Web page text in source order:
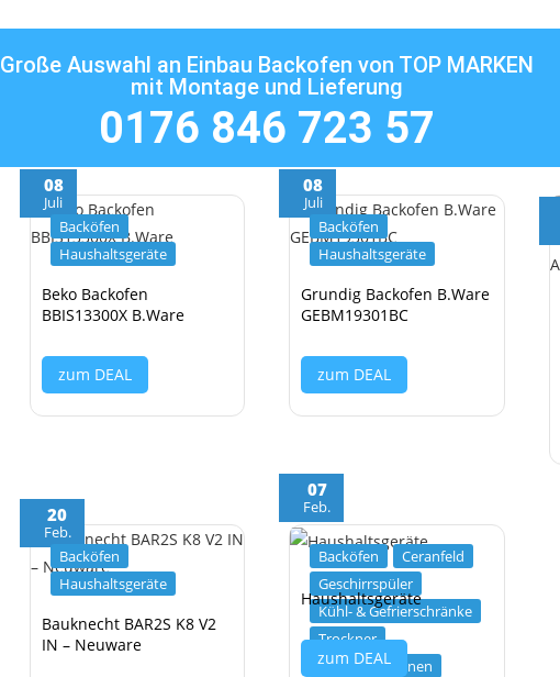
Große Auswahl an Einbau Backofen von TOP MARKEN
mit Montage und Lieferung
0176 846 723 57
08
Juli
Backöfen
Haushaltsgeräte
Beko Backofen
BBIS13300X B.Ware
zum DEAL
08
Juli
Backöfen
Haushaltsgeräte
Grundig Backofen B.Ware
GEBM19301BC
zum DEAL
20
Feb.
Backöfen
Haushaltsgeräte
Bauknecht BAR2S K8 V2
IN – Neuware
07
Feb.
Backöfen
Ceranfeld
Geschirrspüler
Kühl- & Gefrierschränke
Trockner
Waschmaschinen
Haushaltsgeräte
zum DEAL